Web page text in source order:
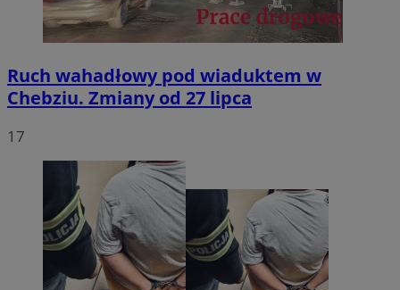
Ruch wahadłowy pod wiaduktem w
Chebziu. Zmiany od 27 lipca
17